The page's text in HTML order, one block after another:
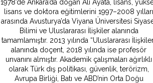
1978’de Ankara’da doğan Ali Ayata, lisans,
lisans ve doktora eğitimlerini 1997–2008 yılları
arasında Avusturya’da Viyana Üniversitesi
Bilimi ve Uluslararası İlişkiler alanında
tamamlamıştır. 2013 yılında “Uluslararası
alanında doçent, 2018 yılında ise profesör
unvanını almıştır. Akademik çalışmaları ağırlıklı
olarak Türk dış politikası, güvenlik, terörizm,
Avrupa Birliği, Batı ve ABD’nin Orta Doğu